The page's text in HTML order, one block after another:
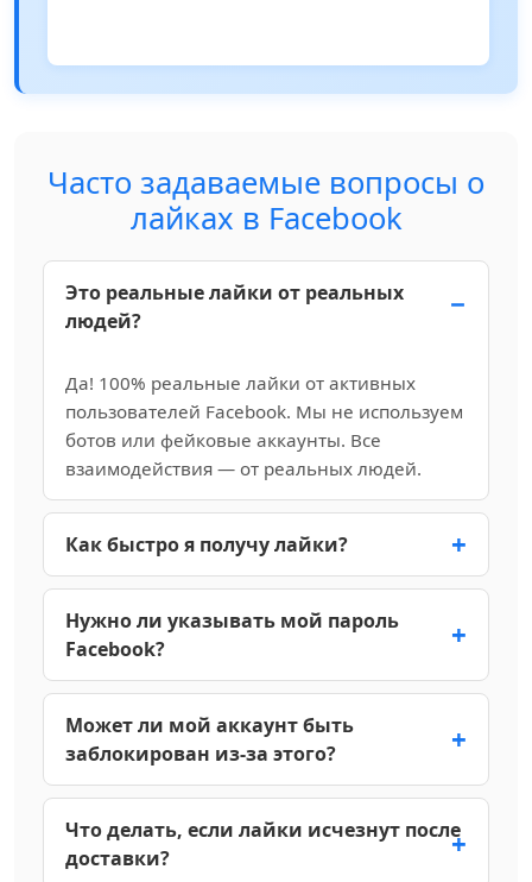
Часто задаваемые вопросы о
лайках в Facebook
Это реальные лайки от реальных
людей?
Да! 100% реальные лайки от активных
пользователей Facebook. Мы не используем
ботов или фейковые аккаунты. Все
взаимодействия — от реальных людей.
Как быстро я получу лайки?
Доставка начинается в течение 10–60
минут после оплаты. В зависимости от
количества заказ обычно завершается в
течение 24–48 часов. Крупные заказы могут
стартуют сразу.
Нужно ли указывать мой пароль
Facebook?
Совершенно нет! Нам нужен только URL
вашего поста. Ваш пароль и данные
аккаунта никогда не запрашиваются. Ваш
аккаунт остаётся полностью безопасным.
Может ли мой аккаунт быть
заблокирован из-за этого?
Нет. Все лайки приходят от реальных
пользователей с настоящими аккаунтами.
Мы не используем ботов и не нарушаем
Что делать, если лайки исчезнут после
доставки?